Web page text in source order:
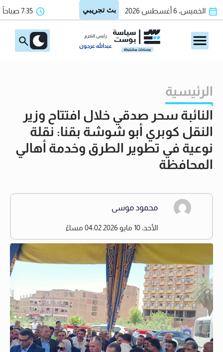
الخميس، 6 أغسطس 2026 7:35 صباحاً
رئيس التحرير
عبدالله عرجون
الرئيسية
النائبة سحر صدقي خلال افتتاح وزير
النقل كوبري أبو شوشة بقنا: نقلة
نوعية في تطوير الطرق وخدمة أهالي
المحافظة
محمود موسى
الأحد، 10 مايو 2026 04:02 مساءً